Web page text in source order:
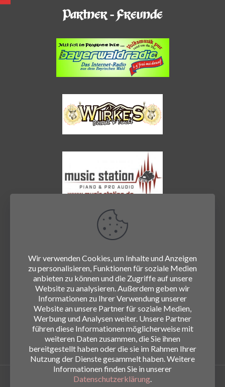
Partner - Freunde
Wir verwenden Cookies, um Inhalte und Anzeigen
zu personalisieren, Funktionen für soziale Medien
anbieten zu können und die Zugriffe auf unsere
Website zu analysieren. Außerdem geben wir
Informationen zu Ihrer Verwendung unserer
Website an unsere Partner für soziale Medien,
Werbung und Analysen weiter. Unsere Partner
führen diese Informationen möglicherweise mit
weiteren Daten zusammen, die Sie ihnen
bereitgestellt haben oder die sie im Rahmen Ihrer
Nutzung der Dienste gesammelt haben. Weitere
Informationen finden Sie in unserer
Datenschutzerklärung.